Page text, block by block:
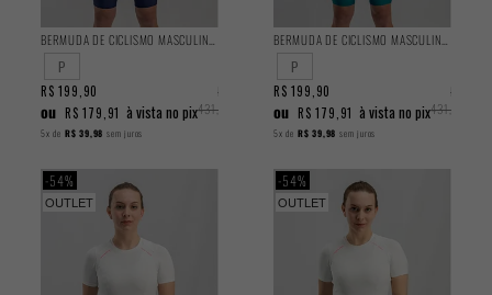
BERMUDA DE CICLISMO MASCULINA TRAINING AZUL 2025
P
R$
431,90
R$ 199,90
ou R$ 179,91 à vista no pix
5x de R$ 39,98 sem juros
BERMUDA DE CICLISMO MASCULINA TRAINING TURQUESA 2025
P
R$
431,90
R$ 199,90
ou R$ 179,91 à vista no pix
5x de R$ 39,98 sem juros
OUTLET
54%
OUTLET
54%